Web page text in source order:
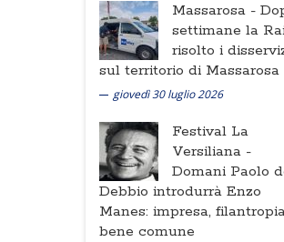
Massarosa -
settimane la
risolto i
sul territorio di Massarosa
giovedì 30 luglio 2026
Festival La
Versiliana -
Domani Paolo
Debbio introdurrà Enzo
Manes: impresa,
bene comune